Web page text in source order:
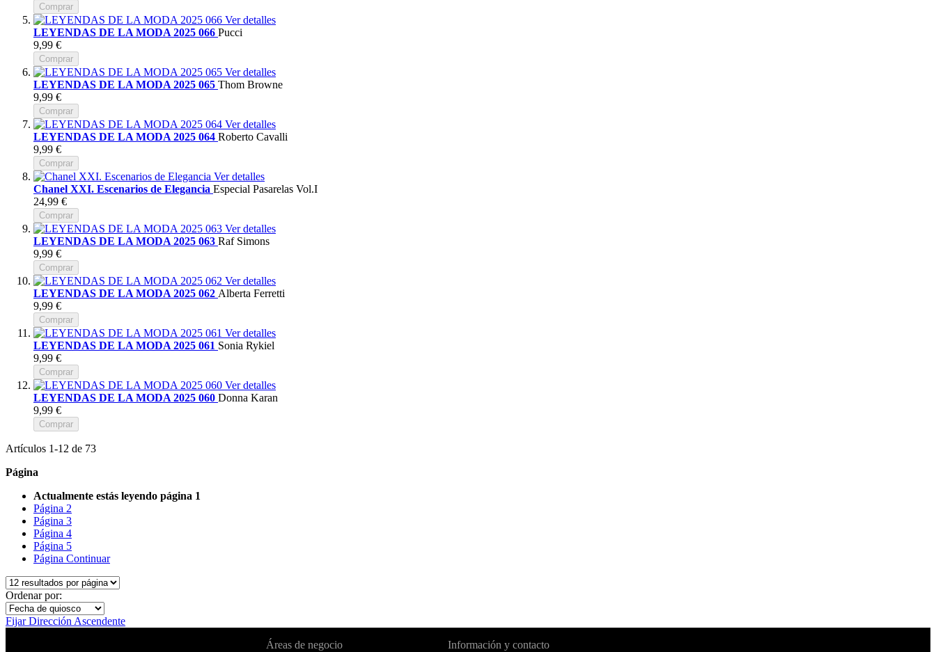
Comprar
Ver detalles
LEYENDAS DE LA MODA 2025 066 Pucci
9,99 €
Comprar
Ver detalles
LEYENDAS DE LA MODA 2025 065 Thom Browne
9,99 €
Comprar
Ver detalles
LEYENDAS DE LA MODA 2025 064 Roberto Cavalli
9,99 €
Comprar
Ver detalles
Chanel XXI. Escenarios de Elegancia Especial Pasarelas Vol.I
24,99 €
Comprar
Ver detalles
LEYENDAS DE LA MODA 2025 063 Raf Simons
9,99 €
Comprar
Ver detalles
LEYENDAS DE LA MODA 2025 062 Alberta Ferretti
9,99 €
Comprar
Ver detalles
LEYENDAS DE LA MODA 2025 061 Sonia Rykiel
9,99 €
Comprar
Ver detalles
LEYENDAS DE LA MODA 2025 060 Donna Karan
9,99 €
Comprar
Artículos 1-12 de 73
Página
Actualmente estás leyendo página 1
Página 2
Página 3
Página 4
Página 5
Página Continuar
Ordenar por:
Fijar Dirección Ascendente
Áreas de negocio Información y contacto